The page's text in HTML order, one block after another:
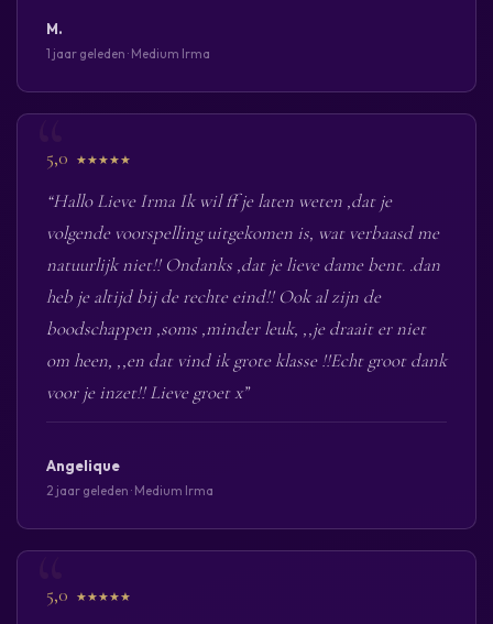
M.
1 jaar geleden · Medium Irma
5,0 ★★★★★
“Hallo Lieve Irma Ik wil ff je laten weten ,dat je
volgende voorspelling uitgekomen is, wat verbaasd me
natuurlijk niet!! Ondanks ,dat je lieve dame bent. .dan
heb je altijd bij de rechte eind!! Ook al zijn de
boodschappen ,soms ,minder leuk, ,,je draait er niet
om heen, ,,en dat vind ik grote klasse !!Echt groot dank
voor je inzet!! Lieve groet x”
Angelique
2 jaar geleden · Medium Irma
5,0 ★★★★★